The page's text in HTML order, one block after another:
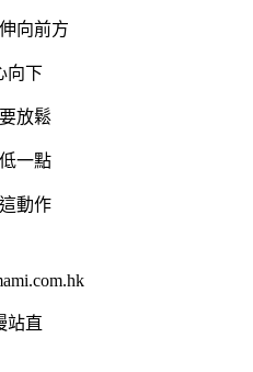
向前方
向下
放鬆
一點
動作
站直